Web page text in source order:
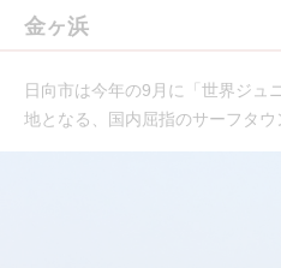
金ヶ浜
日向市は今年の9月に「世界ジュ
地となる、国内屈指のサーフタウ